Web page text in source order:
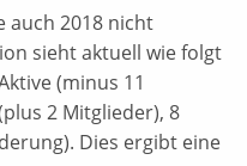
auch 2018 nicht
sieht aktuell wie folgt
(minus 11
2 Mitglieder), 8
Dies ergibt eine